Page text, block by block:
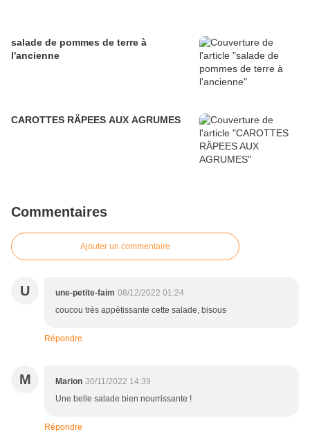
salade de pommes de terre à
l'ancienne
CAROTTES RÄPEES AUX AGRUMES
Commentaires
Ajouter un commentaire
U une-petite-faim 08/12/2022 01:24
coucou très appétissante cette salade, bisous
Répondre
M Marion 30/11/2022 14:39
Une belle salade bien nourrissante !
Répondre